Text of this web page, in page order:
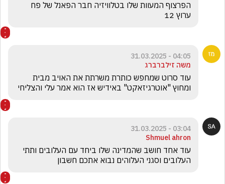
ערוץ 12
04:05 - 31.03.2025
משה זילברברג
ומחוץ "אוטרגיזאקט" באידיש אז הוא אמר עלי והצליחי
03:04 - 31.03.2025
Shmuel ahron
העלובים וסגני העלוהים נבוא אתכם חשבון